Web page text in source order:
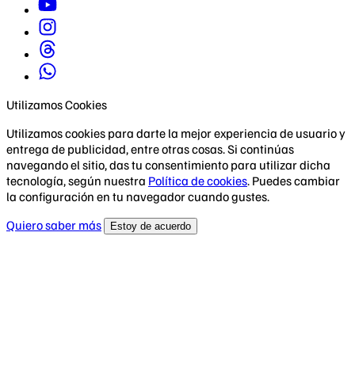
Utilizamos Cookies
Utilizamos cookies para darte la mejor experiencia de usuario y
entrega de publicidad, entre otras cosas. Si continúas
navegando el sitio, das tu consentimiento para utilizar dicha
tecnología, según nuestra Política de cookies. Puedes cambiar
la configuración en tu navegador cuando gustes.
Quiero saber más
Estoy de acuerdo